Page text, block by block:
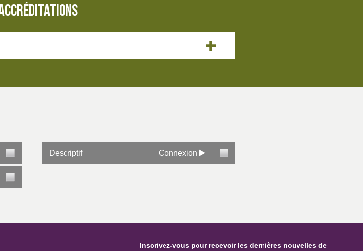
Descriptif Connexion
Inscrivez-vous pour recevoir les dernières nouvelles de